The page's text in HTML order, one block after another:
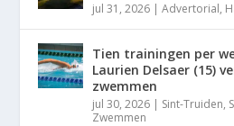
jul 31, 2026 |Advertorial,
Tien trainingen per
Laurien Delsaer (15)
zwemmen
jul 30, 2026 | Sint-Truiden,
Zwemmen